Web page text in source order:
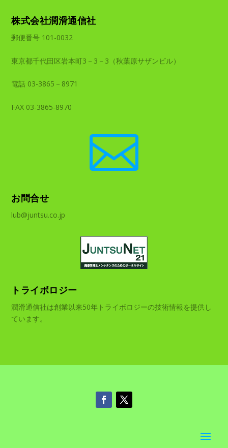
株式会社潤滑通信社
郵便番号 101-0032
東京都千代田区岩本町3－3－3（秋葉原サザンビル）
電話 03-3865－8971
FAX 03-3865-8970

お問合せ
lub@juntsu.co.jp
トライボロジー
潤滑通信社は創業以来50年トライボロジーの技術情報を提供し
ています。